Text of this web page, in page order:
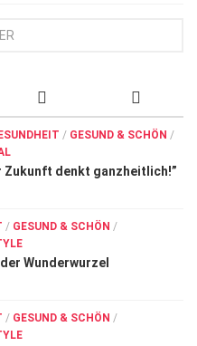
/ GESUND & SCHÖN /
Zukunft denkt ganzheitlich!”
/ GESUND & SCHÖN /
Wunderwurzel
/ GESUND & SCHÖN /